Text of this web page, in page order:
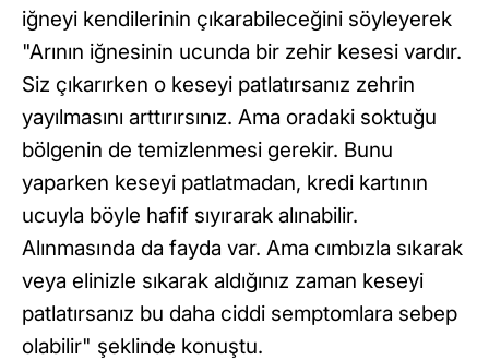
iğneyi kendilerinin çıkarabileceğini söyleyerek
"Arının iğnesinin ucunda bir zehir kesesi vardır.
Siz çıkarırken o keseyi patlatırsanız zehrin
yayılmasını arttırırsınız. Ama oradaki soktuğu
bölgenin de temizlenmesi gerekir. Bunu
yaparken keseyi patlatmadan, kredi kartının
ucuyla böyle hafif sıyırarak alınabilir.
Alınmasında da fayda var. Ama cımbızla sıkarak
veya elinizle sıkarak aldığınız zaman keseyi
patlatırsanız bu daha ciddi semptomlara sebep
olabilir" şeklinde konuştu.